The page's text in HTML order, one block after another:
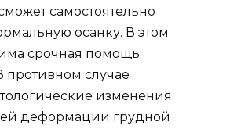
самостоятельно
осанку. В этом
срочная помощь
противном случае
изменения
деформации грудной